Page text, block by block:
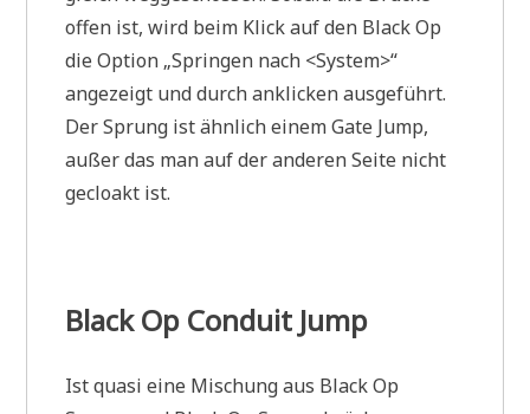
offen ist, wird beim Klick auf den Black Op
die Option „Springen nach <System>“
angezeigt und durch anklicken ausgeführt.
Der Sprung ist ähnlich einem Gate Jump,
außer das man auf der anderen Seite nicht
gecloakt ist.
Black Op Conduit Jump
Ist quasi eine Mischung aus Black Op